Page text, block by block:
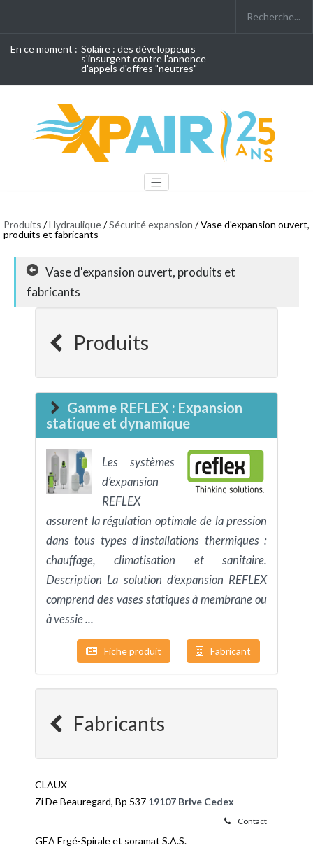
En ce moment : Solaire : des développeurs
s'insurgent contre l'annonce
d'appels d'offres "neutres"
Produits /Hydraulique/Sécurité expansion / Vase d'expansion ouvert,
produits et fabricants
Vase d'expansion ouvert, produits et
fabricants
Produits
Gamme REFLEX : Expansion
statique et dynamique
Les systèmes
d’expansion
REFLEX
assurent la régulation optimale de la pression
dans tous types d’installations thermiques :
chauffage, climatisation et sanitaire.
Description La solution d’expansion REFLEX
comprend des vases statiques à membrane ou
à vessie ...
Fiche produit Fabricant
Fabricants
CLAUX
Zi De Beauregard, Bp 537 19107 Brive Cedex
Contact
GEA Ergé-Spirale et soramat S.A.S.